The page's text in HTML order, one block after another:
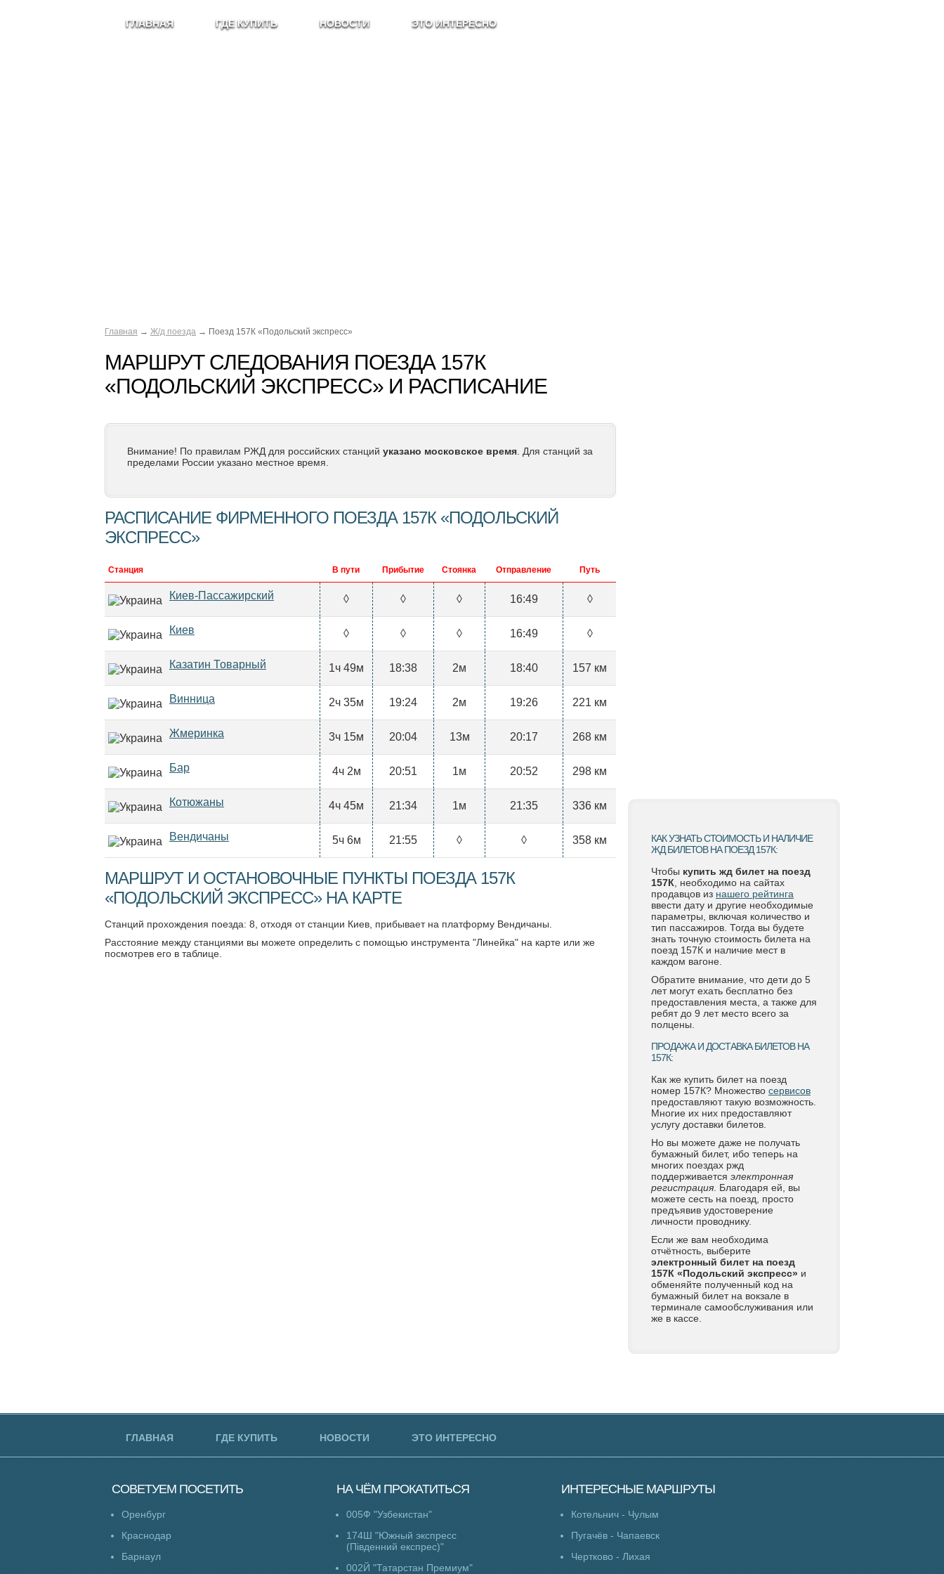
ГЛАВНАЯ ГДЕ КУПИТЬ НОВОСТИ ЭТО ИНТЕРЕСНО
Главная → Ж/д поезда → Поезд 157К «Подольский экспресс»
МАРШРУТ СЛЕДОВАНИЯ ПОЕЗДА 157К
«ПОДОЛЬСКИЙ ЭКСПРЕСС» И РАСПИСАНИЕ
Внимание! По правилам РЖД для российских станций указано московское время . Для станций за
пределами России указано местное время.
РАСПИСАНИЕ ФИРМЕННОГО ПОЕЗДА 157К «ПОДОЛЬСКИЙ
ЭКСПРЕСС»
Станция В пути Прибытие Стоянка Отправление Путь
Киев-Пассажирский ◊ ◊ ◊ 16:49 ◊
Киев ◊ ◊ ◊ 16:49 ◊
Казатин Товарный 1ч 49м 18:38 2м 18:40 157 км
Винница 2ч 35м 19:24 2м 19:26 221 км
Жмеринка 3ч 15м 20:04 13м 20:17 268 км
Бар 4ч 2м 20:51 1м 20:52 298 км
Котюжаны 4ч 45м 21:34 1м 21:35 336 км
Вендичаны 5ч 6м 21:55 ◊ ◊ 358 км
МАРШРУТ И ОСТАНОВОЧНЫЕ ПУНКТЫ ПОЕЗДА 157К
«ПОДОЛЬСКИЙ ЭКСПРЕСС» НА КАРТЕ
Станций прохождения поезда: 8, отходя от станции Киев, прибывает на платформу Вендичаны.
Расстояние между станциями вы можете определить с помощью инструмента "Линейка" на карте или же
посмотрев его в таблице.
КАК УЗНАТЬ СТОИМОСТЬ И НАЛИЧИЕ
ЖД БИЛЕТОВ НА ПОЕЗД 157К:
Чтобы купить жд билет на поезд
157К , необходимо на сайтах
продавцов из нашего рейтинга
ввести дату и другие необходимые
параметры, включая количество и
тип пассажиров. Тогда вы будете
знать точную стоимость билета на
поезд 157К и наличие мест в
каждом вагоне.
Обратите внимание, что дети до 5
лет могут ехать бесплатно без
предоставления места, а также для
ребят до 9 лет место всего за
полцены.
ПРОДАЖА И ДОСТАВКА БИЛЕТОВ НА
157К:
Как же купить билет на поезд
номер 157К? Множество сервисов
предоставляют такую возможность.
Многие их них предоставляют
услугу доставки билетов.
Но вы можете даже не получать
бумажный билет, ибо теперь на
многих поездах ржд
поддерживается электронная
регистрация . Благодаря ей, вы
можете сесть на поезд, просто
предъявив удостоверение
личности проводнику.
Если же вам необходима
отчётность, выберите
электронный билет на поезд
157К «Подольский экспресс» и
обменяйте полученный код на
бумажный билет на вокзале в
терминале самообслуживания или
же в кассе.
ГЛАВНАЯ ГДЕ КУПИТЬ НОВОСТИ ЭТО ИНТЕРЕСНО
СОВЕТУЕМ ПОСЕТИТЬ
Оренбург
Краснодар
Барнаул
НА ЧЁМ ПРОКАТИТЬСЯ
005Ф "Узбекистан"
174Ш "Южный экспресс
(Південний експрес)"
002Й "Татарстан Премиум"
ИНТЕРЕСНЫЕ МАРШРУТЫ
Котельнич - Чулым
Пугачёв - Чапаевск
Чертково - Лихая